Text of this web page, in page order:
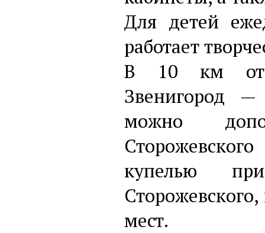
Для детей
работает
В 10 км от
Звенигород
можно
купелью
мест.